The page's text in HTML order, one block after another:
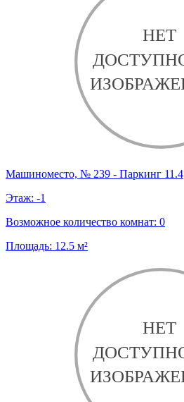
Машиноместо, № 239 - Паркинг 11.4
Этаж: -1
Возможное количество комнат: 0
Площадь: 12.5 м²